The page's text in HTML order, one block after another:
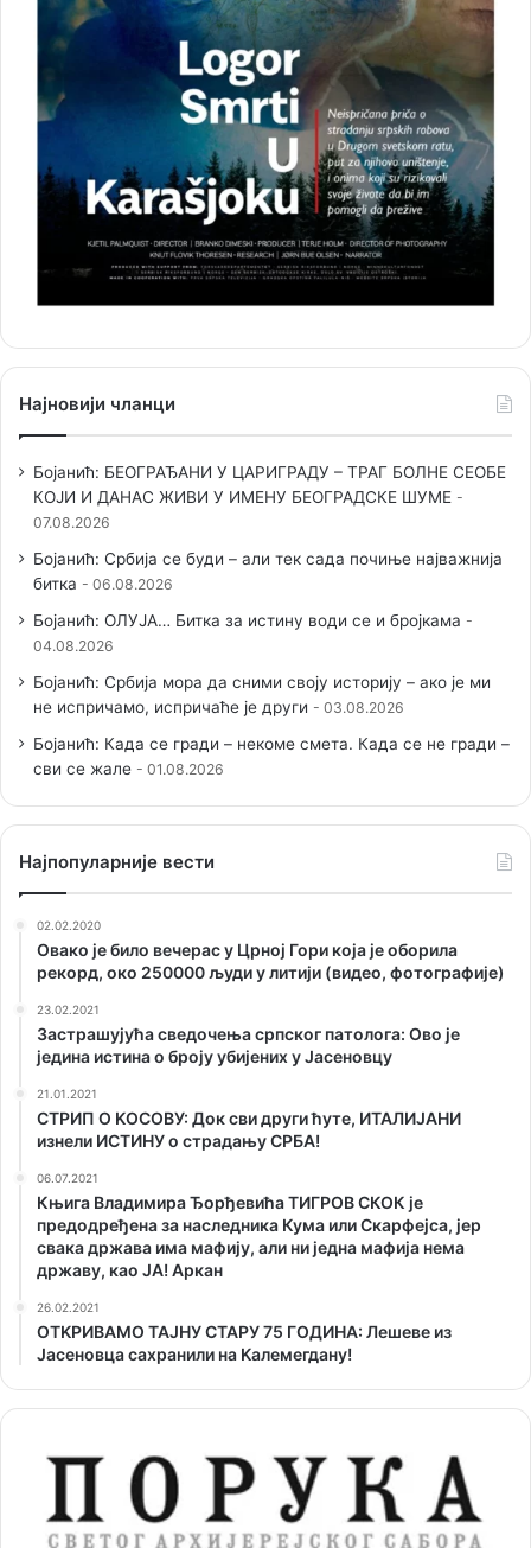
Најновији чланци
Бојанић: БЕОГРАЂАНИ У ЦАРИГРАДУ – ТРАГ БОЛНЕ СЕОБЕ
КОЈИ И ДАНАС ЖИВИ У ИМЕНУ БЕОГРАДСКЕ ШУМЕ
07.08.2026
Бојанић: Србија се буди – али тек сада почиње најважнија
битка
06.08.2026
Бојанић: ОЛУЈА… Битка за истину води се и бројкама
04.08.2026
Бојанић: Србија мора да сними своју историју – ако је ми
не испричамо, испричаће је други
03.08.2026
Бојанић: Када се гради – некоме смета. Када се не гради –
сви се жале
01.08.2026
Наjпопуларније вести
02.02.2020
Овако је било вечерас у Црној Гори која је оборила
рекорд, око 250000 људи у литији (видео, фотографије)
23.02.2021
Застрашујућа сведочења српског патолога: Ово је
једина истина о броју убијених у Јасеновцу
21.01.2021
СТРИП О KОСОВУ: Док сви други ћуте, ИТАЛИЈАНИ
изнели ИСТИНУ о страдању СРБА!
06.07.2021
Књига Владимира Ђорђевића ТИГРОВ СКОК је
предодређена за наследника Кума или Скарфејса, јер
свака држава има мафију, али ни једна мафија нема
државу, као ЈА! Аркан
26.02.2021
ОТKРИВАМО ТАЈНУ СТАРУ 75 ГОДИНА: Лешеве из
Јасеновца сахранили на Kалемегдану!